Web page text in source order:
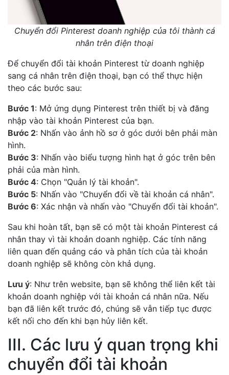
Chuyển đổi Pinterest doanh nghiệp của tôi thành cá
nhân trên điện thoại
Để chuyển đổi tài khoản Pinterest từ doanh nghiệp
sang cá nhân trên điện thoại, bạn có thể thực hiện
theo các bước sau:
Bước 1: Mở ứng dụng Pinterest trên thiết bị và đăng
nhập vào tài khoản Pinterest của bạn.
Bước 2: Nhấn vào ảnh hồ sơ ở góc dưới bên phải màn
hình.
Bước 3: Nhấn vào biểu tượng hình hạt ở góc trên bên
phải của màn hình.
Bước 4: Chọn "Quản lý tài khoản".
Bước 5: Nhấn vào "Chuyển đổi về tài khoản cá nhân".
Bước 6: Xác nhận và nhấn vào "Chuyển đổi tài khoản".
Sau khi hoàn tất, bạn sẽ có một tài khoản Pinterest cá
nhân thay vì tài khoản doanh nghiệp. Các tính năng
liên quan đến quảng cáo và phân tích của tài khoản
doanh nghiệp sẽ không còn khả dụng.
Lưu ý: Như trên website, bạn sẽ không thể liên kết tài
khoản doanh nghiệp với tài khoản cá nhân nữa. Nếu
bạn đã liên kết trước đó, chúng sẽ vẫn tiếp tục được
kết nối cho đến khi bạn hủy liên kết.
III. Các lưu ý quan trọng khi
chuyển đổi tài khoản